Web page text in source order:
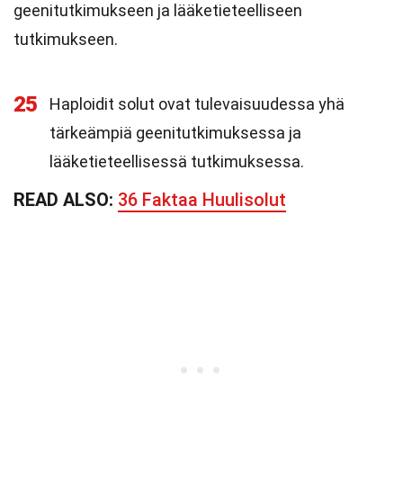
geenitutkimukseen ja lääketieteelliseen
tutkimukseen.
25
Haploidit solut ovat tulevaisuudessa yhä
tärkeämpiä geenitutkimuksessa ja
lääketieteellisessä tutkimuksessa.
READ ALSO: 36 Faktaa Huulisolut